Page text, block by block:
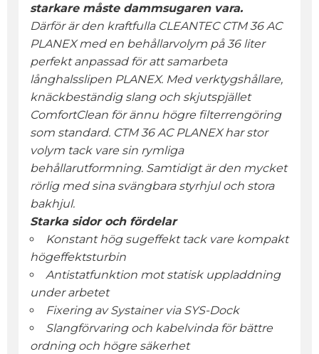
starkare måste dammsugaren vara.
Därför är den kraftfulla CLEANTEC CTM 36 AC
PLANEX med en behållarvolym på 36 liter
perfekt anpassad för att samarbeta
långhalsslipen PLANEX. Med verktygshållare,
knäckbeständig slang och skjutspjället
ComfortClean för ännu högre filterrengöring
som standard. CTM 36 AC PLANEX har stor
volym tack vare sin rymliga
behållarutformning. Samtidigt är den mycket
rörlig med sina svängbara styrhjul och stora
bakhjul.
Starka sidor och fördelar
Konstant hög sugeffekt tack vare kompakt
högeffektsturbin
Antistatfunktion mot statisk uppladdning
under arbetet
Fixering av Systainer via SYS-Dock
Slangförvaring och kabelvinda för bättre
ordning och högre säkerhet